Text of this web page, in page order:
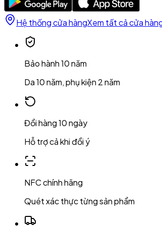
Hệ thống cửa hàngXem tất cả cửa
Bảo hành 10 năm
Da 10 năm, phụ kiện 2 năm
Đổi hàng 10 ngày
Hỗ trợ cả khi đổi ý
NFC chính hãng
Quét xác thực từng sản phẩm